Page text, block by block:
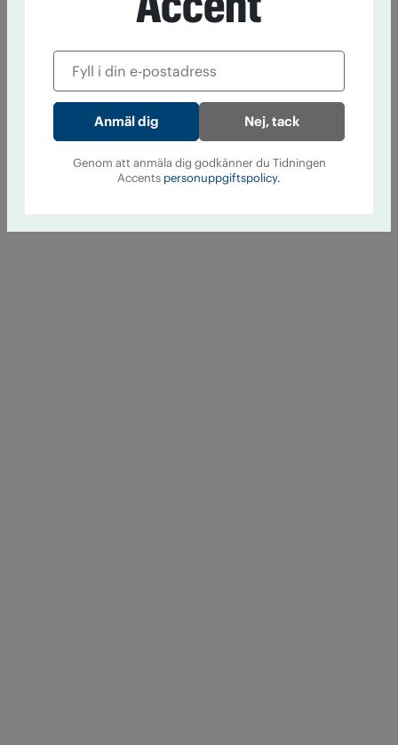
Nej, tack
Genom att anmäla dig godkänner du Tidningen
Accents personuppgiftspolicy.